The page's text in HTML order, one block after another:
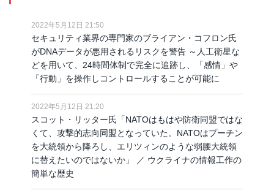
2022年5月12日 21:50
セキュリティ業界の専門家のブライアン・コフロン氏
がDNAデータが悪用されるリスクを警告 ～人工衛星な
どを用いて、24時間体制で完全に追跡し、「感情」や
「行動」を操作しコントロールすることが可能に
2022年5月12日 21:20
スコット・リッター氏「NATOはもはや防衛同盟ではな
くて、攻撃的志向同盟となっていた。NATOはプーチン
を大統領から降ろし、エリツィンのような弱腰大統領
に替えたいのではないか」 ／ ウクライナの情報工作の
簡単な歴史